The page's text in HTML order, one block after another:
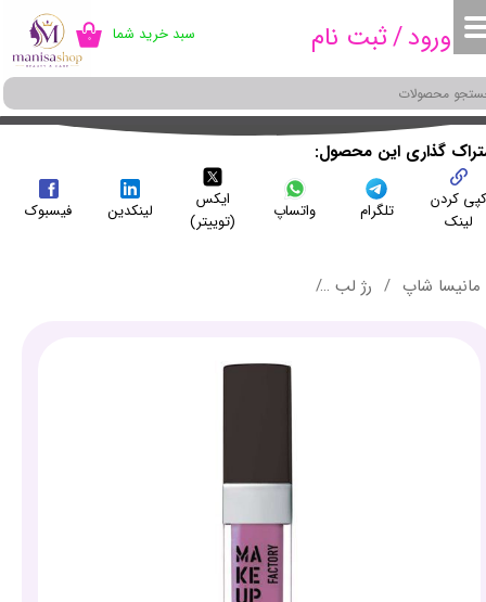
ورود/ثبت نامحساب کاربری من
تغییر گذر واژه
سفارشات
خروج از حساب کاربری
۰ سبد خرید شما
مانیسا شاپ رژ لب
کردن
لینک
تلگرام واتساپ
ایکس
(توییتر)
لینکدین فیسبوک
گذاری این محصول